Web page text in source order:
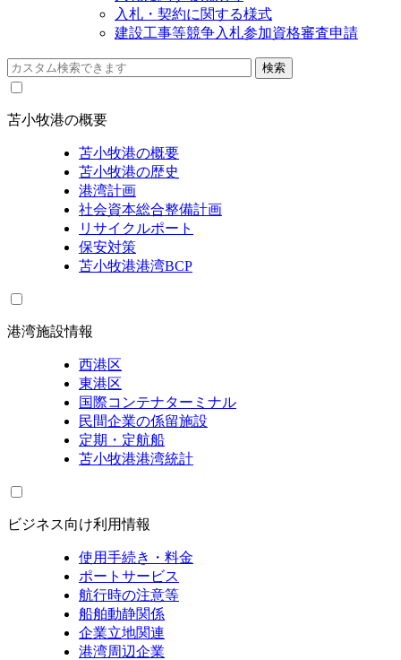
入札・契約に関する様式
建設工事等競争入札参加資格審査申請
苫小牧港の概要
苫小牧港の概要
苫小牧港の歴史
港湾計画
社会資本総合整備計画
リサイクルポート
保安対策
苫小牧港港湾BCP
港湾施設情報
西港区
東港区
国際コンテナターミナル
民間企業の係留施設
定期・定航船
苫小牧港港湾統計
ビジネス向け利用情報
使用手続き・料金
ポートサービス
航行時の注意等
船舶動静関係
企業立地関連
港湾周辺企業